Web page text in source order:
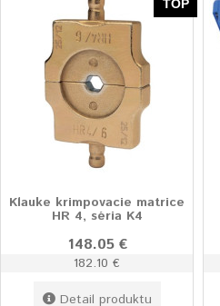
TOP
Klauke krimpovacie matrice
HR 4, séria K4
148.05 €
182.10 €
Detail produktu